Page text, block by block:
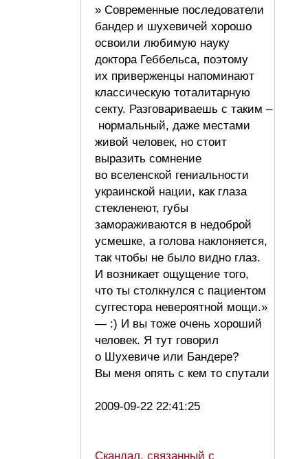
» Современные последователи
бандер и шухевичей хорошо
освоили любимую науку
доктора Геббельса, поэтому
их приверженцы напоминают
классическую тоталитарную
секту. Разговариваешь с таким –
нормальный, даже местами
живой человек, но стоит
выразить сомнение
во вселенской гениальности
украинской нации, как глаза
стекленеют, губы
замораживаются в недоброй
усмешке, а голова наклоняется,
так чтобы не было видно глаз.
И возникает ощущение того,
что ты столкнулся с пациентом
суггестора невероятной мощи.»
— :) И вы тоже очень хороший
человек. Я тут говорил
о Шухевиче или Бандере?
Вы меня опять с кем то спутали
2009-09-22 22:41:25
Скандал, связанный с